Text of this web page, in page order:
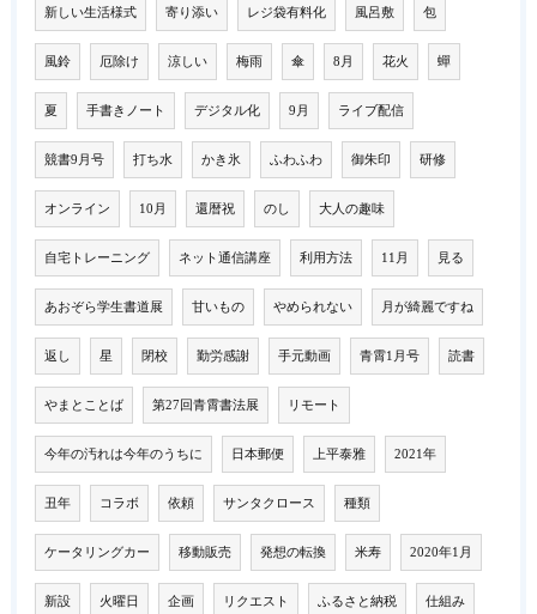
新しい生活様式 寄り添い レジ袋有料化 風呂敷 包
風鈴 厄除け 涼しい 梅雨 傘 8月 花火 蟬
夏 手書きノート デジタル化 9月 ライブ配信
競書9月号 打ち水 かき氷 ふわふわ 御朱印 研修
オンライン 10月 還暦祝 のし 大人の趣味
自宅トレーニング ネット通信講座 利用方法 11月 見る
あおぞら学生書道展 甘いもの やめられない 月が綺麗ですね
返し 星 閉校 勤労感謝 手元動画 青霄1月号 読書
やまとことば 第27回青霄書法展 リモート
今年の汚れは今年のうちに 日本郵便 上平泰雅 2021年
丑年 コラボ 依頼 サンタクロース 種類
ケータリングカー 移動販売 発想の転換 米寿 2020年1月
新設 火曜日 企画 リクエスト ふるさと納税 仕組み